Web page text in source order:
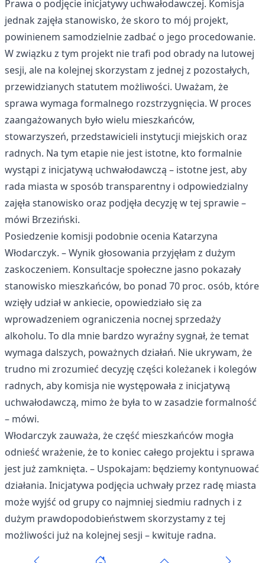
Prawa o podjęcie inicjatywy uchwałodawczej. Komisja
jednak zajęła stanowisko, że skoro to mój projekt,
powinienem samodzielnie zadbać o jego procedowanie.
W związku z tym projekt nie trafi pod obrady na lutowej
sesji, ale na kolejnej skorzystam z jednej z pozostałych,
przewidzianych statutem możliwości. Uważam, że
sprawa wymaga formalnego rozstrzygnięcia. W proces
zaangażowanych było wielu mieszkańców,
stowarzyszeń, przedstawicieli instytucji miejskich oraz
radnych. Na tym etapie nie jest istotne, kto formalnie
wystąpi z inicjatywą uchwałodawczą – istotne jest, aby
rada miasta w sposób transparentny i odpowiedzialny
zajęła stanowisko oraz podjęła decyzję w tej sprawie –
mówi Brzeziński.
Posiedzenie komisji podobnie ocenia Katarzyna
Włodarczyk. – Wynik głosowania przyjęłam z dużym
zaskoczeniem. Konsultacje społeczne jasno pokazały
stanowisko mieszkańców, bo ponad 70 proc. osób, które
wzięły udział w ankiecie, opowiedziało się za
wprowadzeniem ograniczenia nocnej sprzedaży
alkoholu. To dla mnie bardzo wyraźny sygnał, że temat
wymaga dalszych, poważnych działań. Nie ukrywam, że
trudno mi zrozumieć decyzję części koleżanek i kolegów
radnych, aby komisja nie występowała z inicjatywą
uchwałodawczą, mimo że była to w zasadzie formalność
– mówi.
Włodarczyk zauważa, że część mieszkańców mogła
odnieść wrażenie, że to koniec całego projektu i sprawa
jest już zamknięta. – Uspokajam: będziemy kontynuować
działania. Inicjatywa podjęcia uchwały przez radę miasta
może wyjść od grupy co najmniej siedmiu radnych i z
dużym prawdopodobieństwem skorzystamy z tej
możliwości już na kolejnej sesji – kwituje radna.